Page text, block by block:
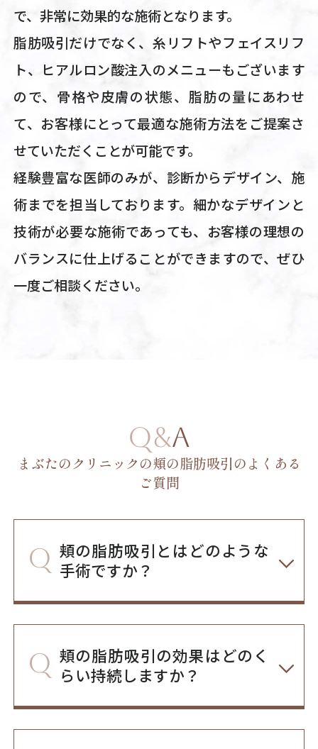
で、非常に効果的な施術となります。
脂肪吸引だけでなく、糸リフトやフェイスリフ
ト、ヒアルロン酸注入のメニューもございます
ので、骨格や皮膚の状態、脂肪の量にあわせ
て、お客様にとって最適な施術方法をご提案さ
せていただくことが可能です。
経験豊富な医師のみが、診断からデザイン、施
術までを担当しております。細かなデザインと
技術が必要な施術であっても、お客様の理想の
バランスに仕上げることができますので、ぜひ
一度ご相談ください。
Q&A
まぶたのクリニックの頬の脂肪吸引のよくある
ご質問
頬の脂肪吸引とはどのような
手術ですか？
頬の脂肪吸引の効果はどのく
らい持続しますか？